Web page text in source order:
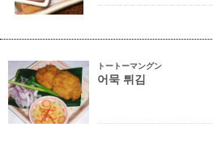
トートーマングン
어묵 튀김